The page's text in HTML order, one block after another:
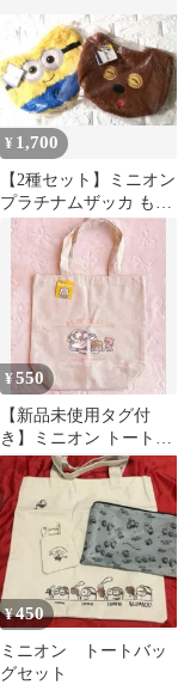
ブ&ティム″
¥ 1,700
【2種セット】ミニオン
プラチナムザッカ もふ
もふバッグ ボブ&ティ
¥550
【新品未使用タグ付
き】ミニオン トートバ
ッグ♡
¥450
ミニオン トートバッ
グセット